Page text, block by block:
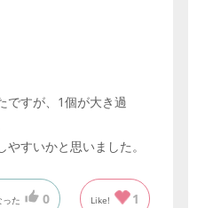
ですが、1個が大き過
すいかと思いました。
った 0 Like! 1